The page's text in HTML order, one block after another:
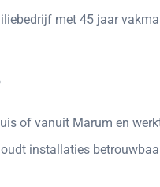
met 45 jaar
of vanuit Marum en
installaties